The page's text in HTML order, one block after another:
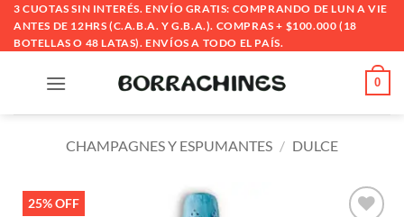
Saltar
contenido
3 CUOTAS SIN INTERÉS. ENVÍO GRATIS: COMPRANDO DE LUN A VIE
ANTES DE 12HRS (C.A.B.A. Y G.B.A.). COMPRAS + $100.000 (18
BOTELLAS O 48 LATAS). ENVÍOS A TODO EL PAÍS.
0
CHAMPAGNES Y ESPUMANTES / DULCE
25% OFF